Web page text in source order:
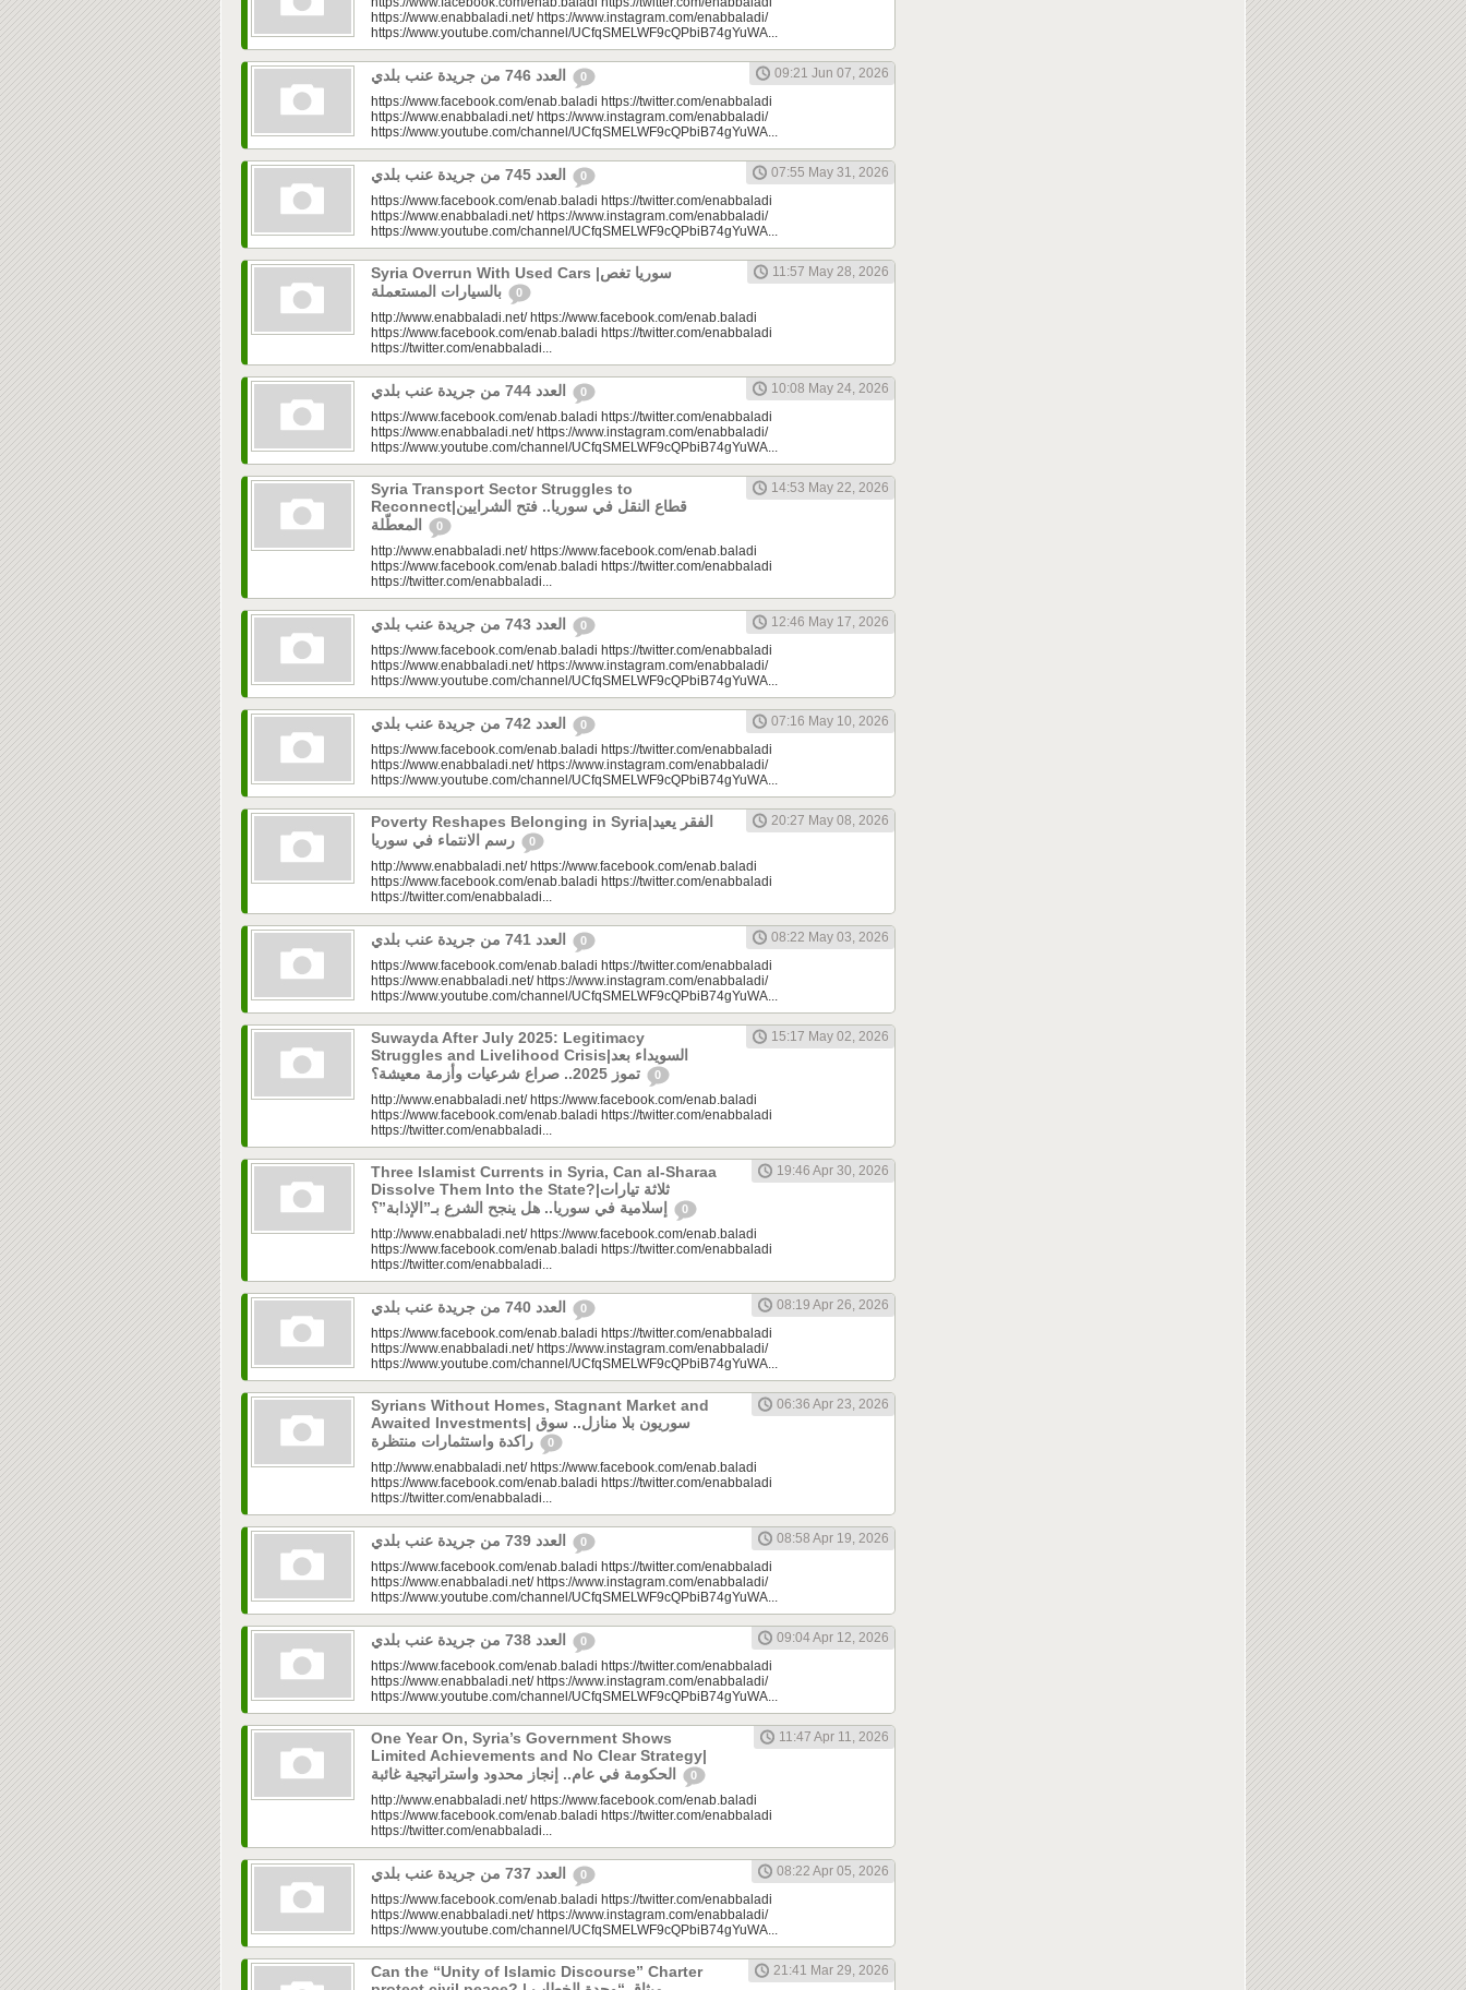
https://www.enabbaladi.net/ https://www.instagram.com/enabbaladi/
https://www.youtube.com/channel/UCfqSMELWF9cQPbiB74gYuWA...
0
09:21 Jun 07, 2026
https://www.facebook.com/enab.baladi https://twitter.com/enabbaladi
https://www.enabbaladi.net/ https://www.instagram.com/enabbaladi/
https://www.youtube.com/channel/UCfqSMELWF9cQPbiB74gYuWA...
0
07:55 May 31, 2026
https://www.facebook.com/enab.baladi https://twitter.com/enabbaladi
https://www.enabbaladi.net/ https://www.instagram.com/enabbaladi/
https://www.youtube.com/channel/UCfqSMELWF9cQPbiB74gYuWA...
Syria Overrun With Used Cars |سوريا تغص
0
11:57 May 28, 2026
http://www.enabbaladi.net/ https://www.facebook.com/enab.baladi
https://www.facebook.com/enab.baladi https://twitter.com/enabbaladi
https://twitter.com/enabbaladi...
0
10:08 May 24, 2026
https://www.facebook.com/enab.baladi https://twitter.com/enabbaladi
https://www.enabbaladi.net/ https://www.instagram.com/enabbaladi/
https://www.youtube.com/channel/UCfqSMELWF9cQPbiB74gYuWA...
Syria Transport Sector Struggles to
Reconnect|قطاع النقل في سوريا.. فتح الشرايين
0
14:53 May 22, 2026
http://www.enabbaladi.net/ https://www.facebook.com/enab.baladi
https://www.facebook.com/enab.baladi https://twitter.com/enabbaladi
https://twitter.com/enabbaladi...
0
12:46 May 17, 2026
https://www.facebook.com/enab.baladi https://twitter.com/enabbaladi
https://www.enabbaladi.net/ https://www.instagram.com/enabbaladi/
https://www.youtube.com/channel/UCfqSMELWF9cQPbiB74gYuWA...
0
07:16 May 10, 2026
https://www.facebook.com/enab.baladi https://twitter.com/enabbaladi
https://www.enabbaladi.net/ https://www.instagram.com/enabbaladi/
https://www.youtube.com/channel/UCfqSMELWF9cQPbiB74gYuWA...
Poverty Reshapes Belonging in Syria|الفقر يعيد
0
20:27 May 08, 2026
http://www.enabbaladi.net/ https://www.facebook.com/enab.baladi
https://www.facebook.com/enab.baladi https://twitter.com/enabbaladi
https://twitter.com/enabbaladi...
0
08:22 May 03, 2026
https://www.facebook.com/enab.baladi https://twitter.com/enabbaladi
https://www.enabbaladi.net/ https://www.instagram.com/enabbaladi/
https://www.youtube.com/channel/UCfqSMELWF9cQPbiB74gYuWA...
Suwayda After July 2025: Legitimacy
Struggles and Livelihood Crisis|السويداء بعد
0
15:17 May 02, 2026
http://www.enabbaladi.net/ https://www.facebook.com/enab.baladi
https://www.facebook.com/enab.baladi https://twitter.com/enabbaladi
https://twitter.com/enabbaladi...
Three Islamist Currents in Syria, Can al-Sharaa
Dissolve Them Into the State?|ثلاثة تيارات
0
19:46 Apr 30, 2026
http://www.enabbaladi.net/ https://www.facebook.com/enab.baladi
https://www.facebook.com/enab.baladi https://twitter.com/enabbaladi
https://twitter.com/enabbaladi...
0
08:19 Apr 26, 2026
https://www.facebook.com/enab.baladi https://twitter.com/enabbaladi
https://www.enabbaladi.net/ https://www.instagram.com/enabbaladi/
https://www.youtube.com/channel/UCfqSMELWF9cQPbiB74gYuWA...
Syrians Without Homes, Stagnant Market and
Awaited Investments| سوريون بلا منازل.. سوق
0
06:36 Apr 23, 2026
http://www.enabbaladi.net/ https://www.facebook.com/enab.baladi
https://www.facebook.com/enab.baladi https://twitter.com/enabbaladi
https://twitter.com/enabbaladi...
0
08:58 Apr 19, 2026
https://www.facebook.com/enab.baladi https://twitter.com/enabbaladi
https://www.enabbaladi.net/ https://www.instagram.com/enabbaladi/
https://www.youtube.com/channel/UCfqSMELWF9cQPbiB74gYuWA...
0
09:04 Apr 12, 2026
https://www.facebook.com/enab.baladi https://twitter.com/enabbaladi
https://www.enabbaladi.net/ https://www.instagram.com/enabbaladi/
https://www.youtube.com/channel/UCfqSMELWF9cQPbiB74gYuWA...
One Year On, Syria’s Government Shows
Limited Achievements and No Clear Strategy|
0
11:47 Apr 11, 2026
http://www.enabbaladi.net/ https://www.facebook.com/enab.baladi
https://www.facebook.com/enab.baladi https://twitter.com/enabbaladi
https://twitter.com/enabbaladi...
0
08:22 Apr 05, 2026
https://www.facebook.com/enab.baladi https://twitter.com/enabbaladi
https://www.enabbaladi.net/ https://www.instagram.com/enabbaladi/
https://www.youtube.com/channel/UCfqSMELWF9cQPbiB74gYuWA...
Can the “Unity of Islamic Discourse” Charter
21:41 Mar 29, 2026